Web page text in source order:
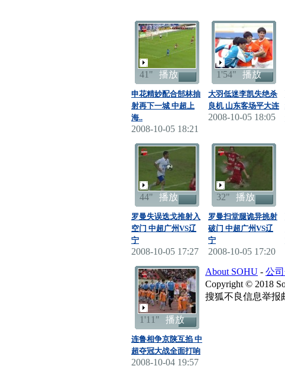
41" 播放
申花精妙配合郜林抽
射再下一城 中超上
海..
2008-10-05 18:21
1'54" 播放
大羽低迷李凯失绝杀
良机 山东客场平大连
2008-10-05 18:05
44" 播放
罗曼失误迭戈推射入
空门 中超广州VS辽
宁
2008-10-05 17:27
32" 播放
罗曼扫堂腿诡异挑射
破门 中超广州VS辽
宁
2008-10-05 17:20
1'11" 播放
连鲁相争京陕互掐 中
超夺冠大战全面打响
2008-10-04 19:57
About SOHU - 公
Copyright © 2018
搜狐不良信息举报